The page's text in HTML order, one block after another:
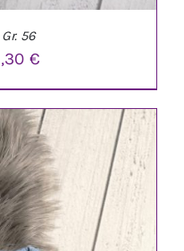
/ DETAILS
56
€
€
Preis
ist:
1,30 €.